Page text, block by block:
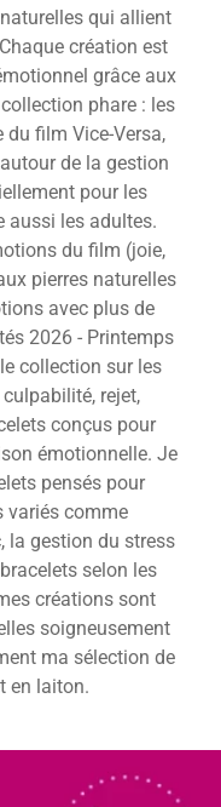
qui allient
création est
grâce aux
phare : les
du film Vice-Versa,
de la gestion
pour les
aussi les adultes.
du film (joie,
pierres naturelles
avec plus de
2026 - Printemps
collection sur les
rejet,
conçus pour
émotionnelle. Je
pensés pour
variés comme
la gestion du stress
selon les
créations sont
soigneusement
ma sélection de
en laiton.